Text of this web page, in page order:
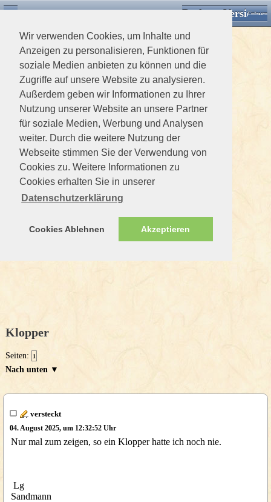
Wir verwenden Cookies, um Inhalte und
Anzeigen zu personalisieren, Funktionen für
soziale Medien anbieten zu können und die
Zugriffe auf unsere Website zu analysieren.
Außerdem geben wir Informationen zu Ihrer
Nutzung unserer Website an unsere Partner
für soziale Medien, Werbung und Analysen
weiter. Durch die weitere Nutzung der
Webseite stimmen Sie der Verwendung von
Cookies zu. Weitere Informationen zu
Cookies erhalten Sie in unserer
Datenschutzerklärung
Cookies Ablehnen Akzeptieren
Desktop VersionEinloggen
Klopper
Seiten: 1
Nach unten ▼
versteckt
04. August 2025, um 12:32:52 Uhr
Nur mal zum zeigen, so ein Klopper hatte ich noch nie.
Lg
Sandmann